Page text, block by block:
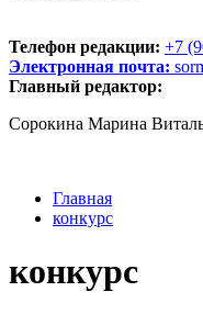
Телефон редакции: +7
Электронная почта:
Главный редактор:
Сорокина Марина
Главная
конкурс
конкурс